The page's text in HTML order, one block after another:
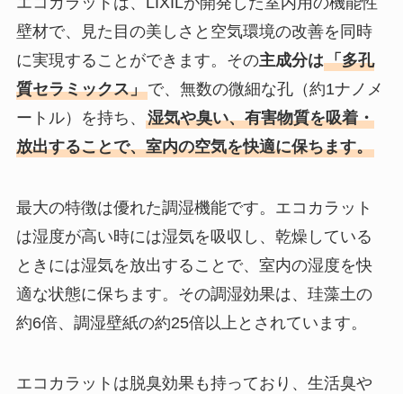
壁材で、見た目の美しさと空気環境の改善を同時
に実現することができます。その主成分は「多孔
質セラミックス」で、無数の微細な孔（約1ナノメ
ートル）を持ち、 湿気や臭い、有害物質を吸着・
放出することで、室内の空気を快適に保ちます。
最大の特徴は優れた調湿機能です。エコカラット
は湿度が高い時には湿気を吸収し、乾燥している
ときには湿気を放出することで、室内の湿度を快
適な状態に保ちます。その調湿効果は、珪藻土の
約6倍、調湿壁紙の約25倍以上とされています。
エコカラットは脱臭効果も持っており、生活臭や